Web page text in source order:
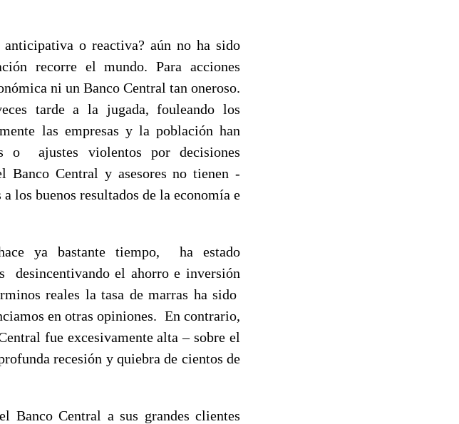
o reactiva? aún no ha sido
recorre el mundo. Para acciones
ni un Banco Central tan oneroso.
tarde a la jugada, fouleando los
las empresas y la población han
o ajustes violentos por decisiones
Banco Central y asesores no tienen -
los buenos resultados de la economía e
ya bastante tiempo, ha estado
desincentivando el ahorro e inversión
reales la tasa de marras ha sido
en otras opiniones. En contrario,
fue excesivamente alta – sobre el
recesión y quiebra de cientos de
Central a sus grandes clientes